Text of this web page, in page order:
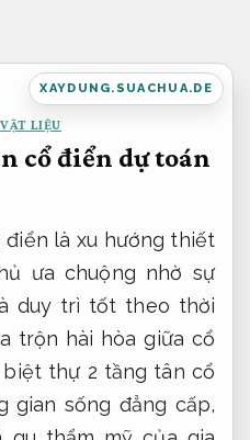
XAYDUNG.SUACHUA.DE
LIỆU
cổ điển dự toán
là xu hướng thiết
ưa chuộng nhờ sự
duy trì tốt theo thời
trộn hài hòa giữa cổ
biệt thự 2 tầng tân cổ
gian sống đẳng cấp,